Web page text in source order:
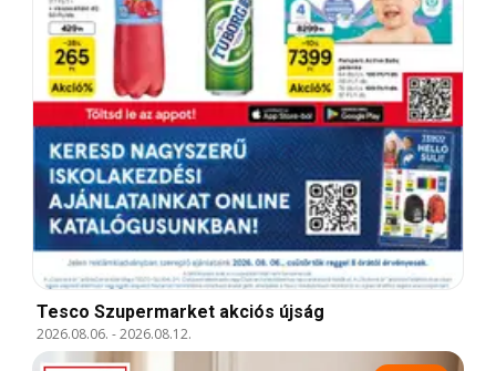
Tesco Szupermarket akciós újság
2026.08.06. -2026.08.12.